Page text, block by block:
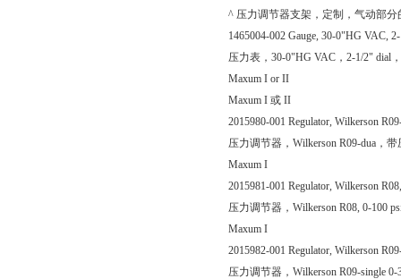
^ 压力调节器支架，定制，气动部分
1465004-002 Gauge, 30-0"HG VAC,
压力表，30-0"HG VAC，2-1/2" dial
Maxum I or II
Maxum I 或 II
2015980-001 Regulator, Wilkerson
压力调节器，Wilkerson R09-dua，
Maxum I
2015981-001 Regulator, Wilkerson
压力调节器，Wilkerson R08, 0-100
Maxum I
2015982-001 Regulator, Wilkerson
压力调节器，Wilkerson R09-single